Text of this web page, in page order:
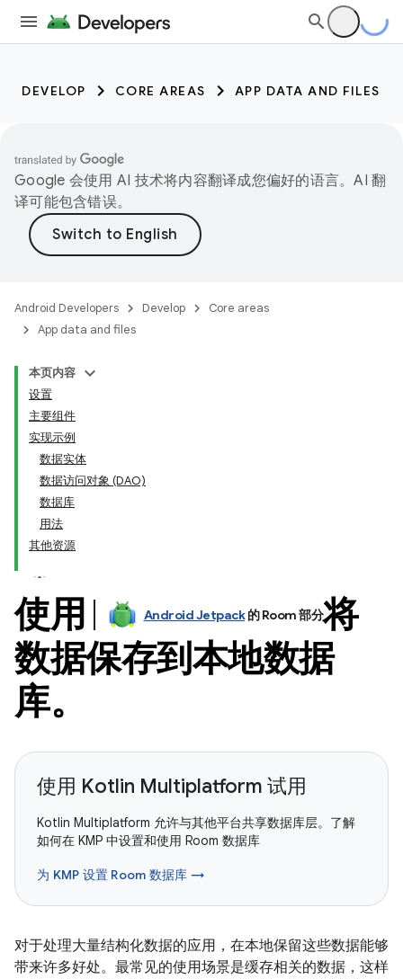
DEVELOP CORE AREAS APP DATA AND FILES
Google 会使用 AI 技术将内容翻译成您偏好的语言。AI 翻
译可能包含错误。
Android Developers Develop
Core areas
App data and files
本页内容
设置
主要组件
实现示例
数据实体
数据访问对象 (DAO)
数据库
用法
其他资源
使用 Android Jetpack的 Room 部分将
数据保存到本地数据
库。
使用 Kotlin Multiplatform 试用
Kotlin Multiplatform 允许与其他平台共享数据库层。了解
如何在 KMP 中设置和使用 Room 数据库
为 KMP 设置 Room 数据库 →
对于处理大量结构化数据的应用，在本地保留这些数据能够
带来许多好处。最常见的使用场景是缓存相关的数据，这样